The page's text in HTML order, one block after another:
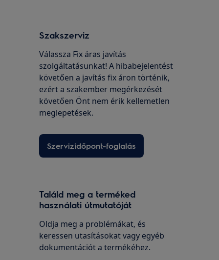
Szakszerviz
Válassza Fix áras javítás
szolgáltatásunkat! A hibabejelentést
követően a javítás fix áron történik,
ezért a szakember megérkezését
követően Önt nem érik kellemetlen
meglepetések.
Szervizidőpont-foglalás
Találd meg a terméked
használati útmutatóját
Oldja meg a problémákat, és
keressen utasításokat vagy egyéb
dokumentációt a termékéhez.